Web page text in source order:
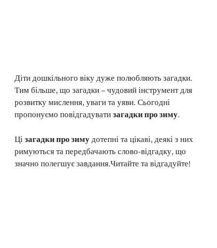
Діти дошкільного віку дуже полюбляють загадки.
Тим більше, що загадки – чудовий інструмент для
розвитку мислення, уваги та уяви. Сьогодні
пропонуємо повідгадуватизагадки про зиму.
Цізагадки про зимудотепні та цікаві, деякі з них
римуються та передбачають слово-відгадку, що
значно полегшує завдання.Читайте та відгадуйте!